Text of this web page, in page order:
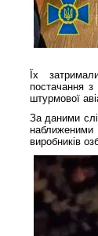
Їх
постачання з
штурмової
За даними
виробників